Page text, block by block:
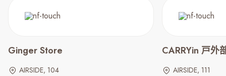
Ginger Store
AIRSIDE, 104
CARRYin 戸外
AIRSIDE, 111